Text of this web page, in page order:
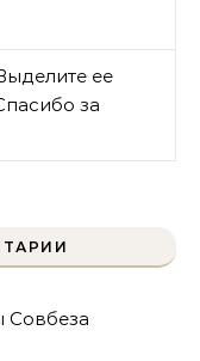
ее
за
Совбеза